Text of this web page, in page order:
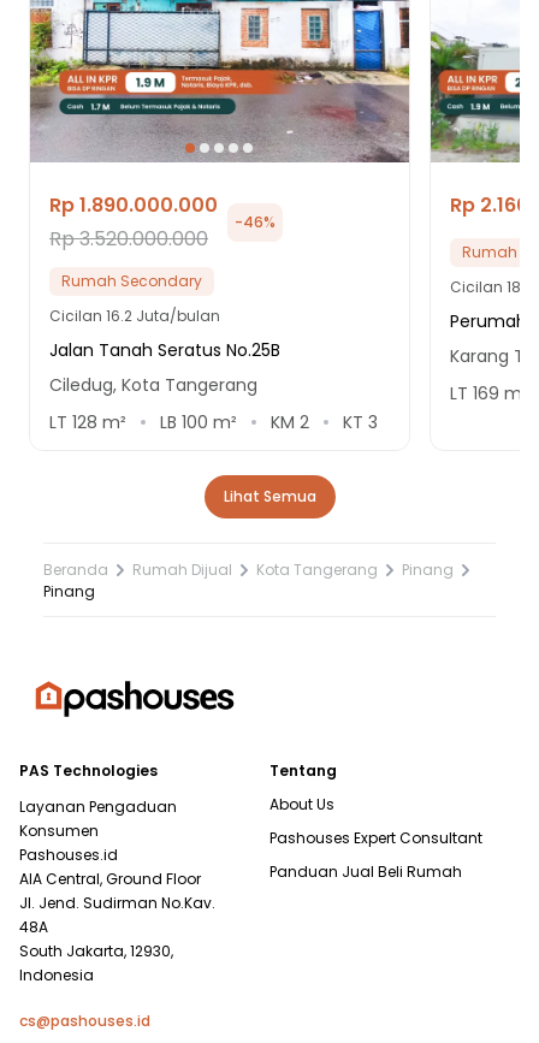
Rp 1.890.000.000
Rp 3.520.000.000
-46%
Rumah Secondary
Cicilan 16.2 Juta/bulan
Jalan Tanah Seratus No.25B
Ciledug, Kota Tangerang
LT 128 m² LB 100 m² KM 2 KT 3
Rp
Rumah
Cicilan
Karang
LT 169 m²
Lihat Semua
Beranda Rumah Dijual Kota Tangerang
Pinang
Pinang
PAS Technologies
Layanan Pengaduan
Konsumen
Pashouses.id
AIA Central, Ground Floor
Jl. Jend. Sudirman No.Kav.
48A
South Jakarta, 12930,
Indonesia
cs@pashouses.id
Tentang
About Us
Pashouses Expert Consultant
Panduan Jual Beli Rumah